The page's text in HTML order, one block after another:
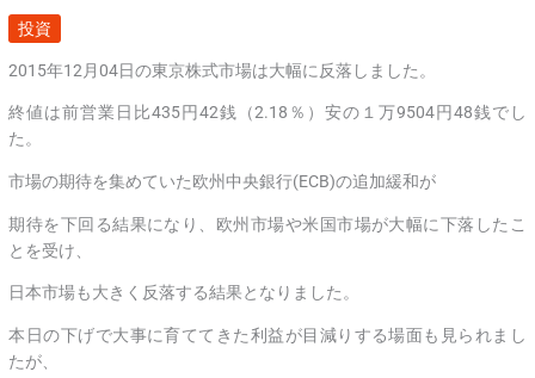
投資
2015年12月04日の東京株式市場は大幅に反落しました。
終値は前営業日比435円42銭（2.18％）安の１万9504円48銭でし
た。
市場の期待を集めていた欧州中央銀行(ECB)の追加緩和が
期待を下回る結果になり、欧州市場や米国市場が大幅に下落したこ
とを受け、
日本市場も大きく反落する結果となりました。
本日の下げで大事に育ててきた利益が目減りする場面も見られまし
たが、